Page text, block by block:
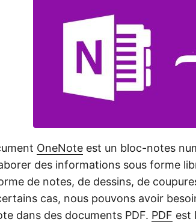
OneNote est un bloc-notes
des informations sous forme
de notes, de dessins, de
cas, nous pouvons avoir
dans des documents PDF. PDF est